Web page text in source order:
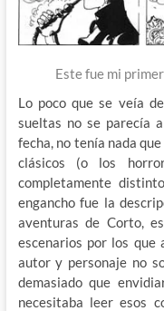
Este fue mi
Lo poco que se veía
sueltas no se parecía
fecha, no tenía nada
clásicos (o los
completamente
engancho fue la
aventuras de Corto,
escenarios por los que
autor y personaje no
demasiado que
necesitaba leer esos